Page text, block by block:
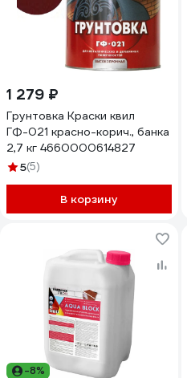
1 279 ₽
Грунтовка Краски квил
ГФ-021 красно-корич., банка
2,7 кг 4660000614827
5(5)
В корзину
-8%